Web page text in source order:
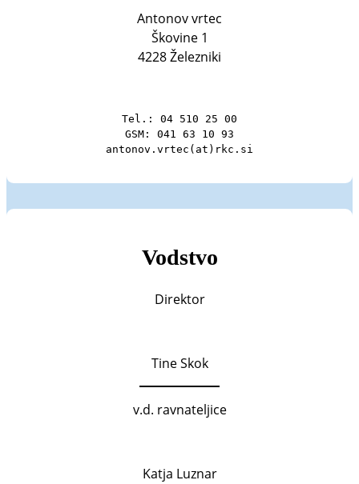
Antonov vrtec
Škovine 1
4228 Železniki
Tel.: 04 510 25 00
GSM: 041 63 10 93
antonov.vrtec(at)rkc.si
Vodstvo
Direktor
Tine Skok
v.d. ravnateljice
Katja Luznar